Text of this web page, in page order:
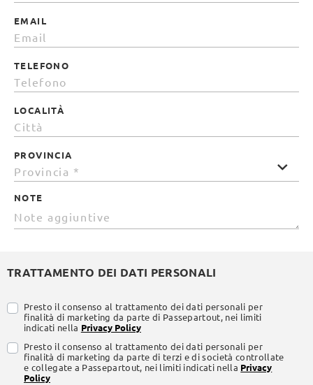
EMAIL
TELEFONO
LOCALITÀ
PROVINCIA
NOTE
TRATTAMENTO DEI DATI PERSONALI
Presto il consenso al trattamento dei dati personali per
finalità di marketing da parte di Passepartout, nei limiti
indicati nella Privacy Policy
Presto il consenso al trattamento dei dati personali per
finalità di marketing da parte di terzi e di società controllate
e collegate a Passepartout, nei limiti indicati nella Privacy
Policy